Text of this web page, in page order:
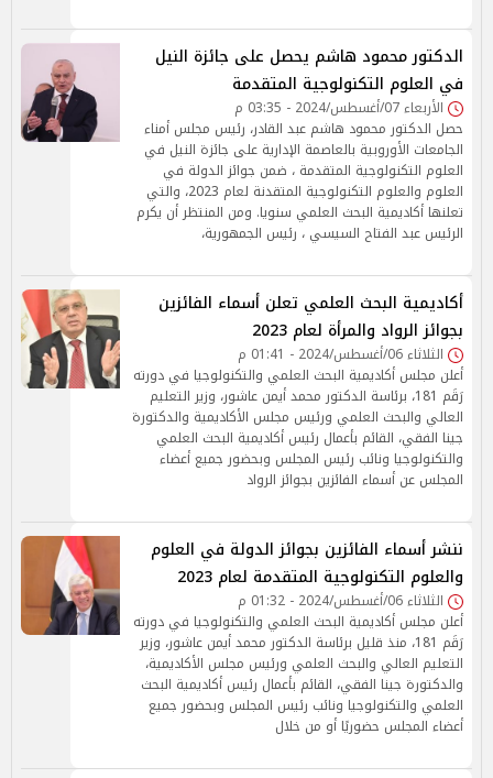
الدكتور محمود هاشم يحصل على جائزة النيل
في العلوم التكنولوجية المتقدمة
الأربعاء 07/أغسطس/2024 - 03:35 م
حصل الدكتور محمود هاشم عبد القادر، رئيس مجلس أمناء
الجامعات الأوروبية بالعاصمة الإدارية على جائزة النيل في
العلوم التكنولوجية المتقدمة ، ضمن جوائز الدولة في
العلوم والعلوم التكنولوجية المتقدنة لعام 2023، والتي
تعلنها أكاديمية البحث العلمي سنويا. ومن المنتظر أن يكرم
الرئيس عبد الفتاح السيسي ، رئيس الجمهورية،
أكاديمية البحث العلمي تعلن أسماء الفائزين
بجوائز الرواد والمرأة لعام 2023
الثلاثاء 06/أغسطس/2024 - 01:41 م
أعلن مجلس أكاديمية البحث العلمي والتكنولوجيا في دورته
رَقَم 181، برئاسة الدكتور محمد أيمن عاشور، وزير التعليم
العالي والبحث العلمي ورئيس مجلس الأكاديمية والدكتورة
جينا الفقي، القائم بأعمال رئيس أكاديمية البحث العلمي
والتكنولوجيا ونائب رئيس المجلس وبحضور جميع أعضاء
المجلس عن أسماء الفائزين بجوائز الرواد
ننشر أسماء الفائزين بجوائز الدولة في العلوم
والعلوم التكنولوجية المتقدمة لعام 2023
الثلاثاء 06/أغسطس/2024 - 01:32 م
أعلن مجلس أكاديمية البحث العلمي والتكنولوجيا في دورته
رَقَم 181، منذ قليل برئاسة الدكتور محمد أيمن عاشور، وزير
التعليم العالي والبحث العلمي ورئيس مجلس الأكاديمية،
والدكتورة جينا الفقي، القائم بأعمال رئيس أكاديمية البحث
العلمي والتكنولوجيا ونائب رئيس المجلس وبحضور جميع
أعضاء المجلس حضوريًا أو من خلال